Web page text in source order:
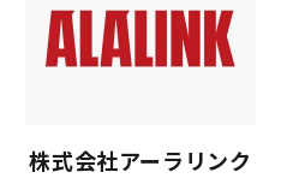
株式会社アーラリンク